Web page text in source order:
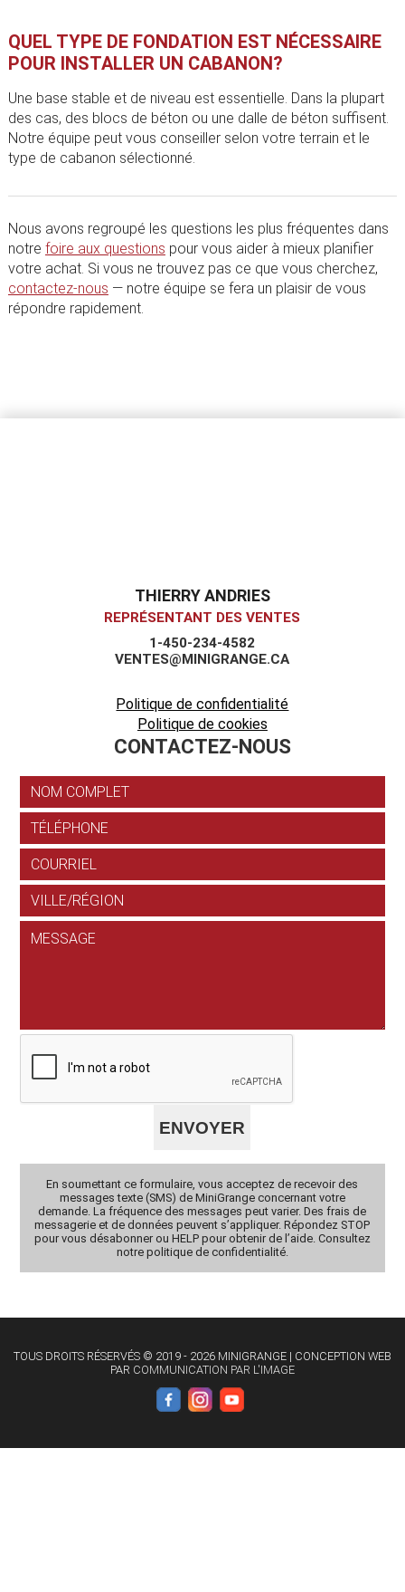
QUEL TYPE DE FONDATION EST NÉCESSAIRE
POUR INSTALLER UN CABANON?
Une base stable et de niveau est essentielle. Dans la plupart
des cas, des blocs de béton ou une dalle de béton suffisent.
Notre équipe peut vous conseiller selon votre terrain et le
type de cabanon sélectionné.
Nous avons regroupé les questions les plus fréquentes dans
notre foire aux questions pour vous aider à mieux planifier
votre achat. Si vous ne trouvez pas ce que vous cherchez,
contactez-nous — notre équipe se fera un plaisir de vous
répondre rapidement.
THIERRY ANDRIES
REPRÉSENTANT DES VENTES
1-450-234-4582
VENTES@MINIGRANGE.CA
Politique de confidentialité
Politique de cookies
CONTACTEZ-NOUS
En soumettant ce formulaire, vous acceptez de recevoir des
messages texte (SMS) de MiniGrange concernant votre
demande. La fréquence des messages peut varier. Des frais de
messagerie et de données peuvent s’appliquer. Répondez STOP
pour vous désabonner ou HELP pour obtenir de l’aide. Consultez
notre politique de confidentialité.
TOUS DROITS RÉSERVÉS © 2019 - 2026 MINIGRANGE | CONCEPTION WEB
PAR COMMUNICATION PAR L'IMAGE